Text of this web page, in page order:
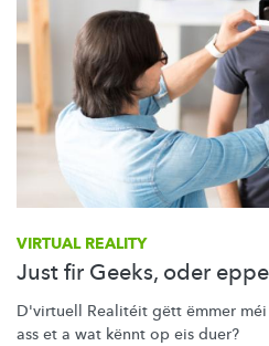
VIRTUAL REALITY
Just fir Geeks, oder
D'virtuell Realitéit gëtt ëmmer
ass et a wat kënnt op eis duer?